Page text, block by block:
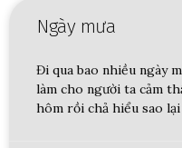
Ngày mưa
Đi qua bao nhiều ngày
làm cho người ta cảm
hôm rồi chả hiểu sao